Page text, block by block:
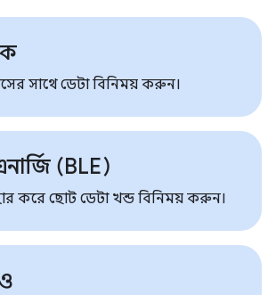
সাথে ডেটা বিনিময় করুন।
(BLE)
করে ছোট ডেটা খন্ড বিনিময় করুন।